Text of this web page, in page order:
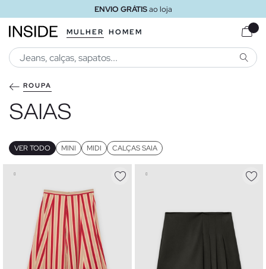
ENVIO GRÁTISao loja
MULHER HOMEM
ROUPA
SAIAS
VER TODO MINI MIDI CALÇAS SAIA